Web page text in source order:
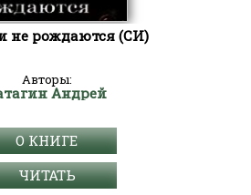
не рождаются (СИ)
Авторы:
Андрей
О КНИГЕ
ЧИТАТЬ